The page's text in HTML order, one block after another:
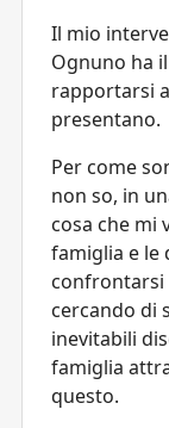
Il mio
Ognuno ha
rapportarsi
presentano.
Per come
non so, in
cosa che mi
famiglia e le
confrontarsi
cercando di
inevitabili
famiglia
questo.